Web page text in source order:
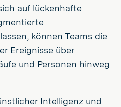
auf lückenhafte
können Teams die
Ereignisse über
und Personen hinweg
Intelligenz und